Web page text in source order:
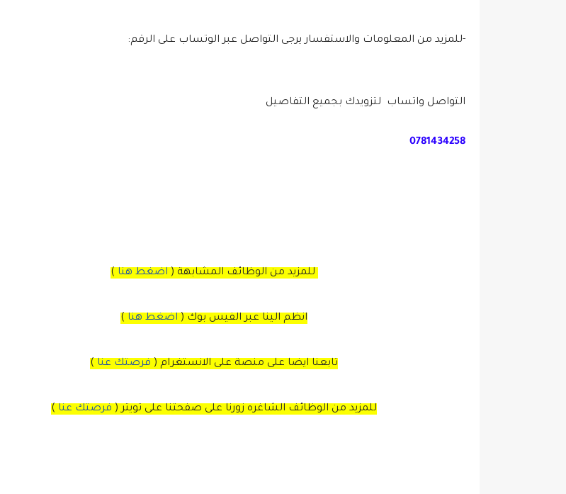
-للمزيد من المعلومات والاستفسار يرجى التواصل عبر الوتساب على الرقم:
التواصل واتساب لتزويدك بجميع التفاصيل
0781434258
للمزيد من الوظائف المشابهة ( اضغط هنا )
انظم الينا عبر الفيس بوك ( اضغط هنا )
تابعنا ايضا على منصة على الانستغرام ( فرصتك عنا )
للمزيد من الوظائف الشاغره زورنا على صفحتنا على تويتر( فرصتك عنا )